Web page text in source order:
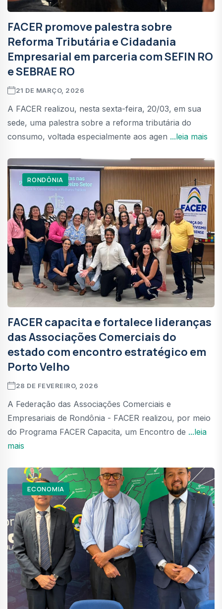
FACER promove palestra sobre
Reforma Tributária e Cidadania
Empresarial em parceria com SEFIN RO
e SEBRAE RO
21 DE MARÇO, 2026
A FACER realizou, nesta sexta-feira, 20/03, em sua
sede, uma palestra sobre a reforma tributária do
consumo, voltada especialmente aos agen ...leia mais
RONDÔNIA
FACER capacita e fortalece lideranças
das Associações Comerciais do
estado com encontro estratégico em
Porto Velho
28 DE FEVEREIRO, 2026
A Federação das Associações Comerciais e
Empresariais de Rondônia - FACER realizou, por meio
do Programa FACER Capacita, um Encontro de ...leia
mais
ECONOMIA